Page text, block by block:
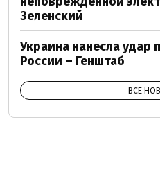
Зеленский
Украина нанесла удар
России – Генштаб
ВСЕ